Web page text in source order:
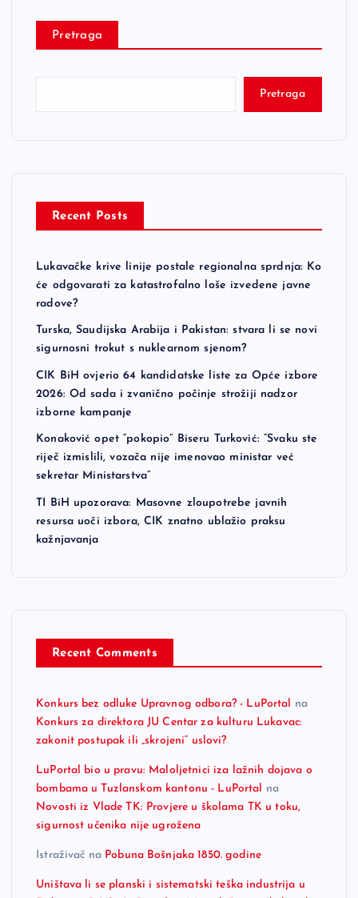
Pretraga
Pretraga
Recent Posts
Lukavačke krive linije postale regionalna sprdnja: Ko
će odgovarati za katastrofalno loše izvedene javne
radove?
Turska, Saudijska Arabija i Pakistan: stvara li se novi
sigurnosni trokut s nuklearnom sjenom?
CIK BiH ovjerio 64 kandidatske liste za Opće izbore
2026: Od sada i zvanično počinje strožiji nadzor
izborne kampanje
Konaković opet “pokopio” Biseru Turković: “Svaku ste
riječ izmislili, vozača nije imenovao ministar već
sekretar Ministarstva”
TI BiH upozorava: Masovne zloupotrebe javnih
resursa uoči izbora, CIK znatno ublažio praksu
kažnjavanja
Recent Comments
Konkurs bez odluke Upravnog odbora? - LuPortal
na
Konkurs za direktora JU Centar za kulturu Lukavac:
zakonit postupak ili „skrojeni“ uslovi?
LuPortal bio u pravu: Maloljetnici iza lažnih dojava o
bombama u Tuzlanskom kantonu - LuPortal
na
Novosti iz Vlade TK: Provjere u školama TK u toku,
sigurnost učenika nije ugrožena
Istraživač na Pobuna Bošnjaka 1850. godine
Uništava li se planski i sistematski teška industrija u